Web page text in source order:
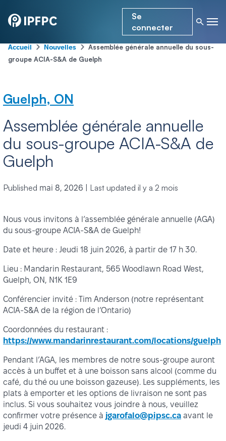
Se
connecter
Accueil- Nouvelles-
Assemblée générale annuelle du sous-
groupe ACIA-S&A de Guelph
Guelph, ON
Assemblée générale annuelle
du sous-groupe ACIA-S&A de
Guelph
Published mai 8, 2026 Last updated il y a 2 mois
Nous vous invitons à l’assemblée générale annuelle (AGA)
du sous-groupe ACIA-S&A de Guelph!
Date et heure : Jeudi 18 juin 2026, à partir de 17 h 30.
Lieu : Mandarin Restaurant, 565 Woodlawn Road West,
Guelph, ON, N1K 1E9
Conférencier invité : Tim Anderson (notre représentant
ACIA-S&A de la région de l’Ontario)
Coordonnées du restaurant :
https://www.mandarinrestaurant.com/locations/guelph
Pendant l’AGA, les membres de notre sous-groupe auront
accès à un buffet et à une boisson sans alcool (comme du
café, du thé ou une boisson gazeuse). Les suppléments, les
plats à emporter et les options de livraison ne sont pas
inclus. Si vous souhaitez vous joindre à nous, veuillez
confirmer votre présence à jgarofalo@pipsc.ca avant le
jeudi 4 juin 2026.